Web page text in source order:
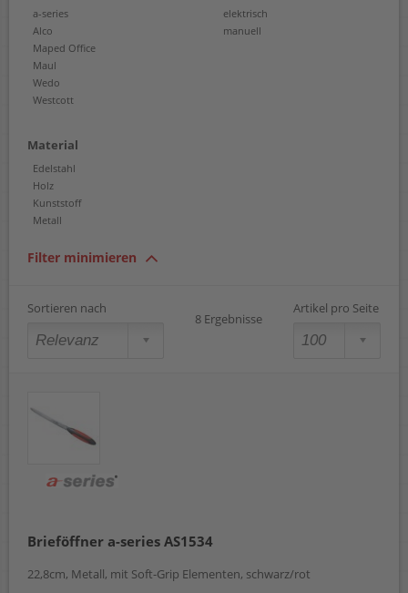
a-series
Alco
Maped Office
Maul
Wedo
Westcott
elektrisch
manuell
Material
Edelstahl
Holz
Kunststoff
Metall
Filter minimieren
Sortieren nach
8 Ergebnisse
Artikel pro Seite
Brieföffner a-series AS1534
22,8cm, Metall, mit Soft-Grip Elementen, schwarz/rot